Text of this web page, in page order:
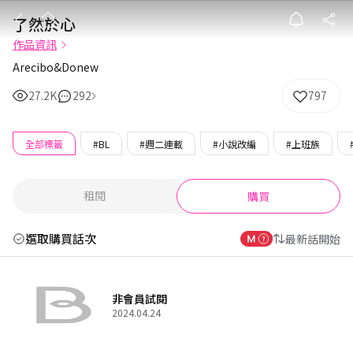
了然於心
了然於心
作品資訊
Arecibo&Donew
27.2K
292 797
全部標籤 #BL #週二連載 #小說改編 #上班族
租閱 購買
選取購買話次 最新話開始
非會員試閱
2024.04.24